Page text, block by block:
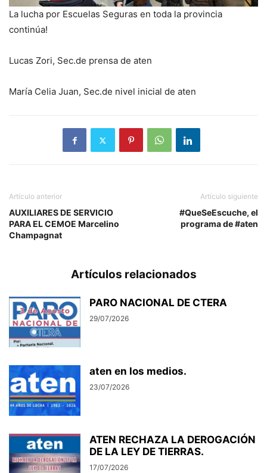
La lucha por Escuelas Seguras en toda la provincia
continúa!
Lucas Zori, Sec.de prensa de aten
María Celia Juan, Sec.de nivel inicial de aten
Artículo anterior
AUXILIARES DE SERVICIO
PARA EL CEMOE Marcelino
Champagnat
Artículo siguiente
#QueSeEscuche, el
programa de #aten
Artículos relacionados
PARO NACIONAL DE CTERA
29/07/2026
aten en los medios.
23/07/2026
ATEN RECHAZA LA DEROGACIÓN
DE LA LEY DE TIERRAS.
17/07/2026